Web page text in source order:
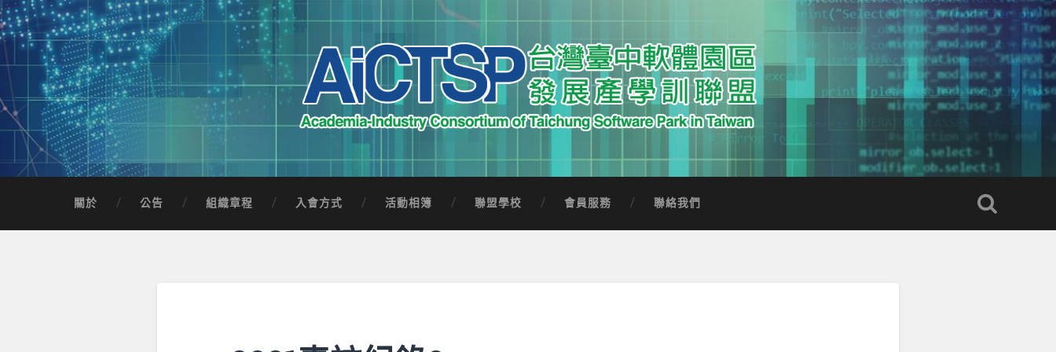
Skip
to
content
Search
AICTSP 台灣臺中軟體園區發展產學訓聯盟
Academia-Industry Consortium of Taichung Software Park in Taiwan
關於 公告 組織章程 入會方式 活動相簿 聯盟學校 會員服務 聯絡我們